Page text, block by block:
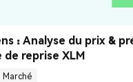
: Analyse du prix &
de reprise XLM
Marché